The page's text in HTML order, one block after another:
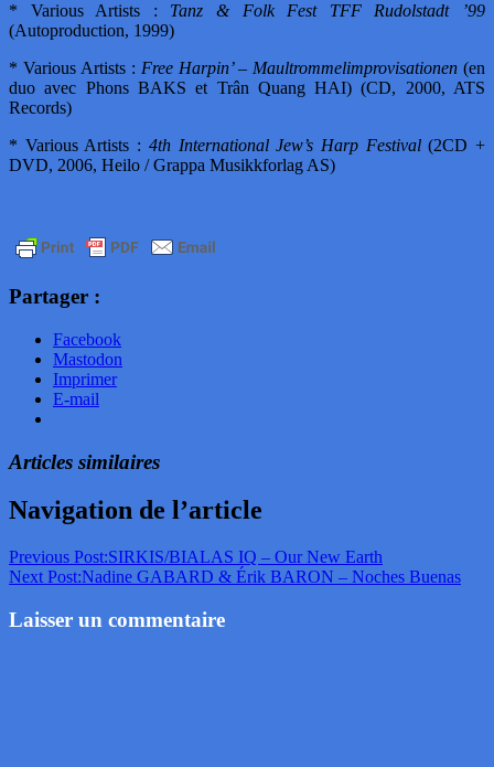
* Various Artists : Tanz & Folk Fest TFF Rudolstadt ’99
(Autoproduction, 1999)
* Various Artists : Free Harpin’ – Maultrommelimprovisationen (en
duo avec Phons BAKS et Trân Quang HAI) (CD, 2000, ATS
Records)
* Various Artists : 4th International Jew’s Harp Festival(2CD +
DVD, 2006, Heilo / Grappa Musikkforlag AS)
Partager :
Facebook
Mastodon
Imprimer
E-mail
Articles similaires
Navigation de l’article
Previous Post:SIRKIS/BIALAS IQ – Our New Earth
Next Post:Nadine GABARD & Érik BARON – Noches Buenas
Laisser un commentaire